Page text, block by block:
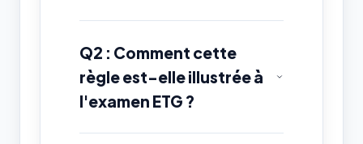
Q2 : Comment cette
règle est-elle illustrée à
l'examen ETG ?